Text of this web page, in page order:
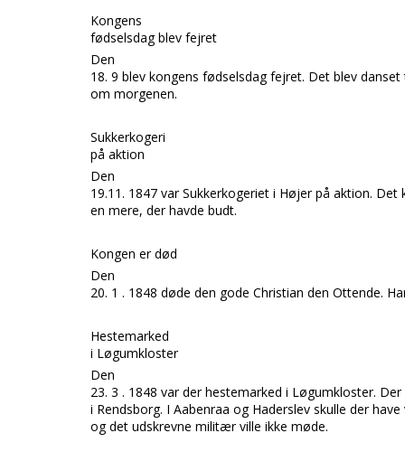
Kongens
fødselsdag blev fejret
Den
18. 9 blev kongens fødselsdag fejret. Det blev
om morgenen.
Sukkerkogeri
på aktion
Den
19.11. 1847 varSukkerkogeriet i Højerpå aktion. Det
en mere, der havde budt.
Kongen er død
Den
20. 1 . 1848 døde den gode Christian den Ottende.
Hestemarked
i Løgumkloster
Den
23. 3 . 1848 var der hestemarked i Løgumkloster.
i Rendsborg. I Aabenraa og Haderslev skulle der
og det udskrevne militær ville ikke møde.